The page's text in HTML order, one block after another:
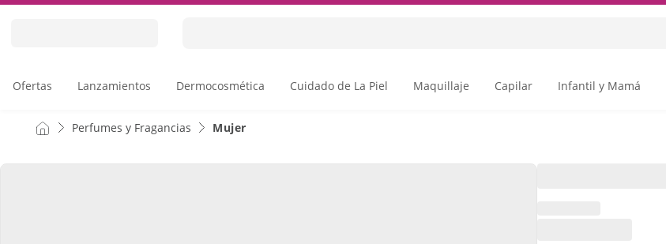
Skip
Ofertas Lanzamientos Dermocosmética Cuidado de La Piel Maquillaje Capilar Infantil y Mamá
Perfumes y Fragancias Mujer